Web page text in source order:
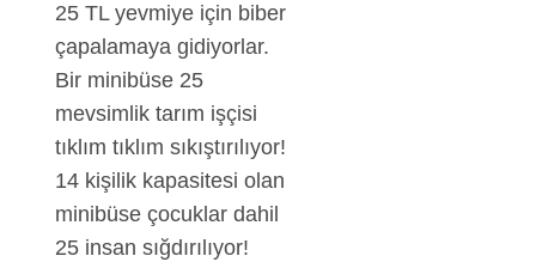
25 TL yevmiye için biber
çapalamaya gidiyorlar.
Bir minibüse 25
mevsimlik tarım işçisi
tıklım tıklım sıkıştırılıyor!
14 kişilik kapasitesi olan
minibüse çocuklar dahil
25 insan sığdırılıyor!